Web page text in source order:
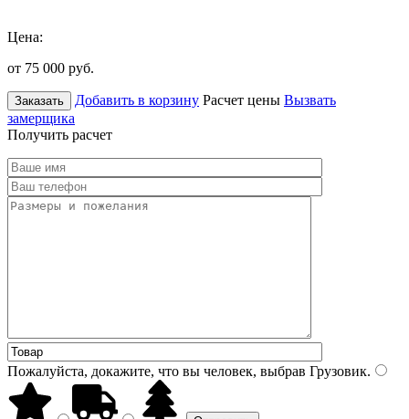
Цена:
от 75 000 руб.
Заказать Добавить в корзину Расчет цены Вызвать
замерщика
Получить расчет
Пожалуйста, докажите, что вы человек, выбрав Грузовик.